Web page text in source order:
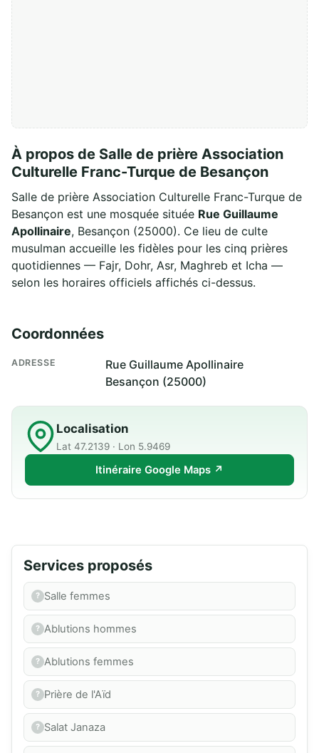
À propos de Salle de prière Association
Culturelle Franc-Turque de Besançon
Salle de prière Association Culturelle Franc-Turque de
Besançon est une mosquée située Rue Guillaume
Apollinaire, Besançon (25000). Ce lieu de culte
musulman accueille les fidèles pour les cinq prières
quotidiennes — Fajr, Dohr, Asr, Maghreb et Icha —
selon les horaires officiels affichés ci-dessus.
Coordonnées
ADRESSE
Rue Guillaume Apollinaire
Besançon (25000)
Localisation
Lat 47.2139 · Lon 5.9469
Itinéraire Google Maps ↗
Services proposés
Salle femmes
Ablutions hommes
Ablutions femmes
Prière de l'Aïd
Salat Janaza